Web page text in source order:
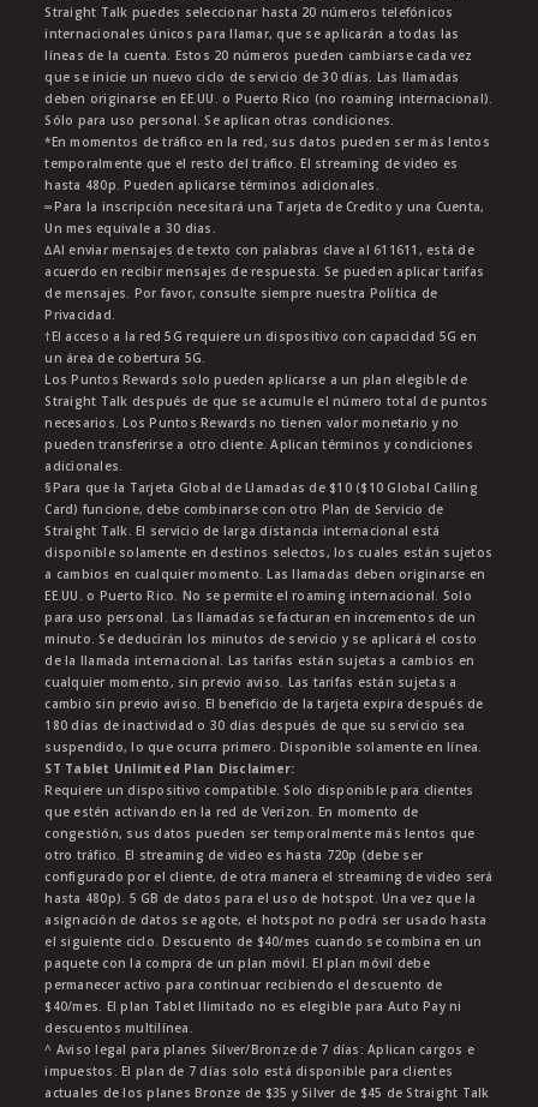
Straight Talk puedes seleccionar hasta 20 números telefónicos
internacionales únicos para llamar, que se aplicarán a todas las
líneas de la cuenta. Estos 20 números pueden cambiarse cada vez
que se inicie un nuevo ciclo de servicio de 30 días. Las llamadas
deben originarse en EE.UU. o Puerto Rico (no roaming internacional).
Sólo para uso personal. Se aplican otras condiciones.
*En momentos de tráfico en la red, sus datos pueden ser más lentos
temporalmente que el resto del tráfico. El streaming de video es
hasta 480p. Pueden aplicarse términos adicionales.
∞Para la inscripción necesitará una Tarjeta de Credito y una Cuenta,
Un mes equivale a 30 dias.
∆Al enviar mensajes de texto con palabras clave al 611611, está de
acuerdo en recibir mensajes de respuesta. Se pueden aplicar tarifas
de mensajes. Por favor, consulte siempre nuestra Política de
Privacidad.
†El acceso a la red 5G requiere un dispositivo con capacidad 5G en
un área de cobertura 5G.
Los Puntos Rewards solo pueden aplicarse a un plan elegible de
Straight Talk después de que se acumule el número total de puntos
necesarios. Los Puntos Rewards no tienen valor monetario y no
pueden transferirse a otro cliente. Aplican términos y condiciones
adicionales.
§Para que la Tarjeta Global de Llamadas de $10 ($10 Global Calling
Card) funcione, debe combinarse con otro Plan de Servicio de
Straight Talk. El servicio de larga distancia internacional está
disponible solamente en destinos selectos, los cuales están sujetos
a cambios en cualquier momento. Las llamadas deben originarse en
EE.UU. o Puerto Rico. No se permite el roaming internacional. Solo
para uso personal. Las llamadas se facturan en incrementos de un
minuto. Se deducirán los minutos de servicio y se aplicará el costo
de la llamada internacional. Las tarifas están sujetas a cambios en
cualquier momento, sin previo aviso. Las tarifas están sujetas a
cambio sin previo aviso. El beneficio de la tarjeta expira después de
180 días de inactividad o 30 días después de que su servicio sea
suspendido, lo que ocurra primero. Disponible solamente en línea.
ST Tablet Unlimited Plan Disclaimer:
Requiere un dispositivo compatible. Solo disponible para clientes
que estén activando en la red de Verizon. En momento de
congestión, sus datos pueden ser temporalmente más lentos que
otro tráfico. El streaming de video es hasta 720p (debe ser
configurado por el cliente, de otra manera el streaming de video será
hasta 480p). 5 GB de datos para el uso de hotspot. Una vez que la
asignación de datos se agote, el hotspot no podrá ser usado hasta
el siguiente ciclo. Descuento de $40/mes cuando se combina en un
paquete con la compra de un plan móvil. El plan móvil debe
permanecer activo para continuar recibiendo el descuento de
$40/mes. El plan Tablet Ilimitado no es elegible para Auto Pay ni
descuentos multilínea.
^ Aviso legal para planes Silver/Bronze de 7 días: Aplican cargos e
impuestos. El plan de 7 días solo está disponible para clientes
actuales de los planes Bronze de $35 y Silver de $45 de Straight Talk